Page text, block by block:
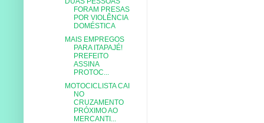
FORAM PRESAS
POR VIOLÊNCIA
DOMÉSTICA
MAIS EMPREGOS
PARA ITAPAJÉ!
PREFEITO
ASSINA
PROTOC...
MOTOCICLISTA CAI
NO
CRUZAMENTO
PRÓXIMO AO
MERCANTI...